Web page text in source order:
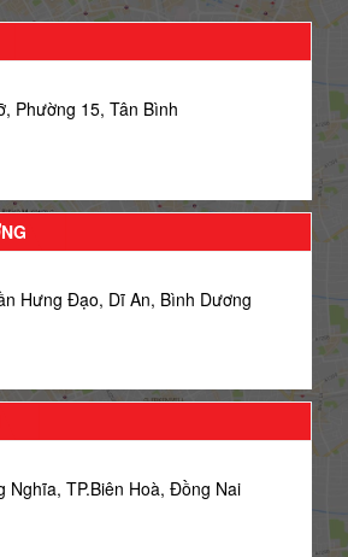
Phường 15, Tân Bình
Hưng Đạo, Dĩ An, Bình Dương
Nghĩa, TP.Biên Hoà, Đồng Nai